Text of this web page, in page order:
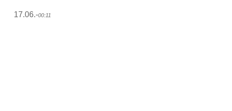
17.06.-00:11